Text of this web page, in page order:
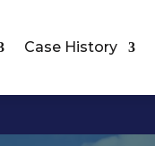
Case History